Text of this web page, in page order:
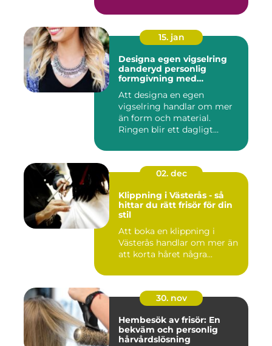
15. jan
Designa egen vigselring
danderyd personlig
formgivning med
Att designa en egen
vigselring handlar om mer
än form och material.
Ringen blir ett dagligt
02. dec
Klippning i Västerås - så
hittar du rätt frisör för din
stil
Att boka en klippning i
Västerås handlar om mer än
att korta håret några...
30. nov
Hembesök av frisör: En
bekväm och personlig
hårvårdslösning